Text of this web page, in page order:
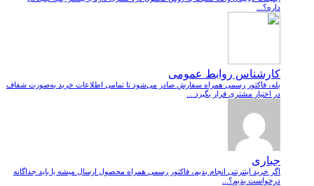
داره؟...
کارشناس روابط عمومی
بله، فاکتور رسمی همراه سفارش صادر می‌شود تا تمامی اطلاعات خرید به‌صورت شفاف
در اختیار مشتری قرار بگیرد....
جباری
اگر خرید اینترنتی انجام بدیم، فاکتور رسمی همراه محصول ارسال میشه یا باید جداگانه
درخواست بدیم؟...